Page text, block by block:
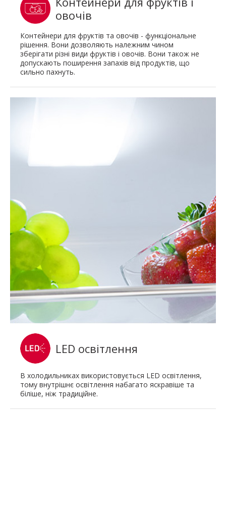
овочів
Контейнери для фруктів та овочів - функціональне
рішення. Вони дозволяють належним чином
зберігати різні види фруктів і овочів. Вони також не
допускають поширення запахів від продуктів, що
сильно пахнуть.
LED освітлення
В холодильниках використовується LED освітлення,
тому внутрішнє освітлення набагато яскравіше та
біліше, ніж традиційне.